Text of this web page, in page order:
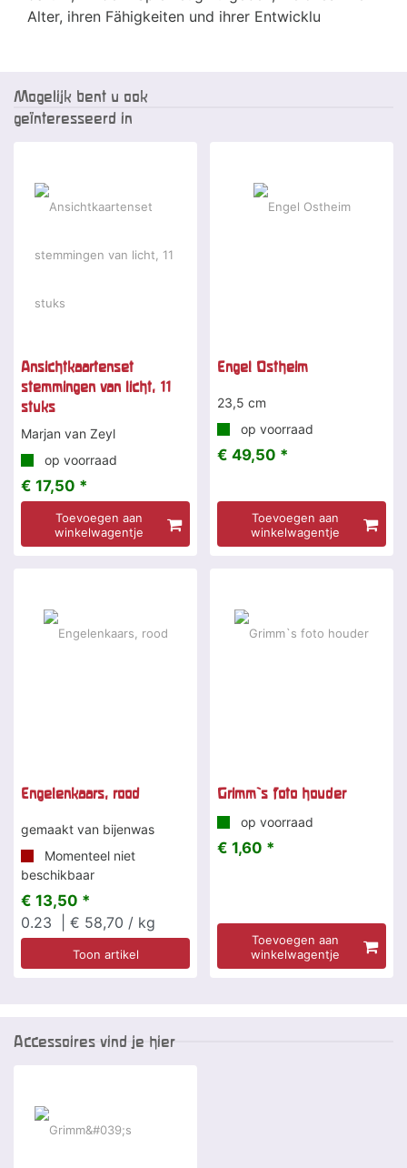
Alter, ihren Fähigkeiten und ihrer Entwicklu
Mogelijk bent u ook
geïnteresseerd in
Ansichtkaartenset
stemmingen van licht, 11
stuks
Marjan van Zeyl
op voorraad
€ 17,50 *
Toevoegen aan
winkelwagentje
Engel Ostheim
23,5 cm
op voorraad
€ 49,50 *
Toevoegen aan
winkelwagentje
Engelenkaars, rood
gemaakt van bijenwas
Momenteel niet
beschikbaar
€ 13,50 *
0.23
| € 58,70 / kg
Toon artikel
Grimm`s foto houder
op voorraad
€ 1,60 *
Toevoegen aan
winkelwagentje
Accessoires vind je hier